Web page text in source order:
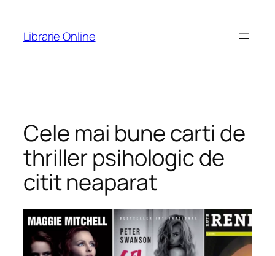
content
Librarie Online
Cele mai bune carti de
thriller psihologic de
citit neaparat